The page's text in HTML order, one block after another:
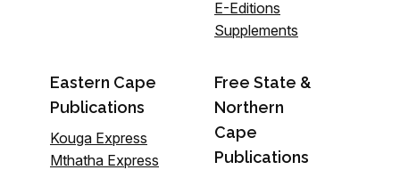
E-Editions
Supplements
Eastern Cape
Publications
Kouga Express
Mthatha Express
Free State &
Northern
Cape
Publications